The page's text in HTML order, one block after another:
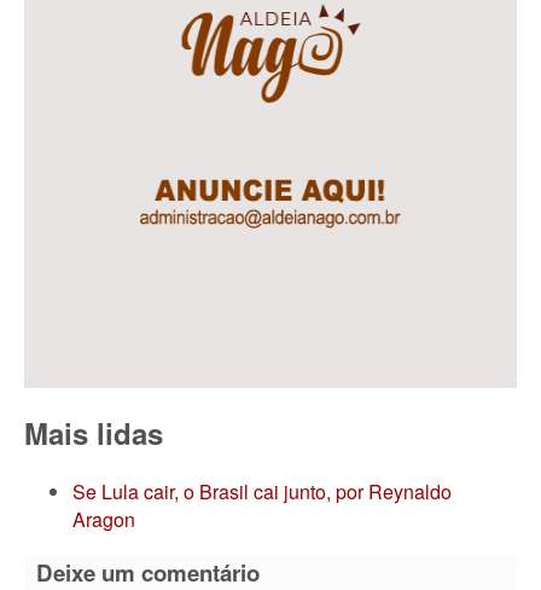
Mais lidas
Se Lula cair, o Brasil cai junto, por Reynaldo
Aragon
Deixe um comentário